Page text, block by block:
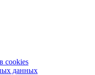
cookies
данных